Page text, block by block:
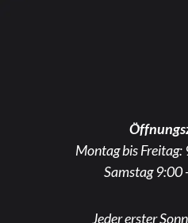
Montag bis
Samstag 9:00
Jeder erster